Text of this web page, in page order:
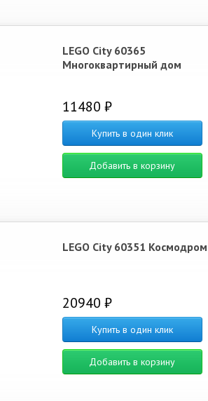
LEGO City 60365
Многоквартирный дом
11480 ₽
Купить в один клик
Добавить в корзину
LEGO City 60351 Космодром
20940 ₽
Купить в один клик
Добавить в корзину